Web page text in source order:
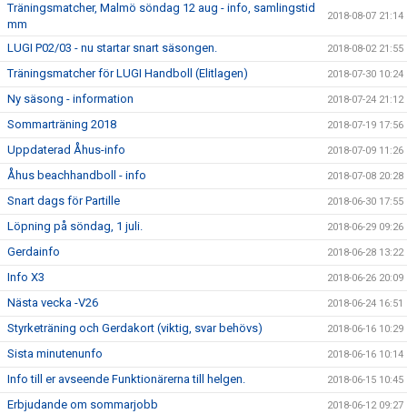
Träningsmatcher, Malmö söndag 12 aug - info, samlingstid
mm
2018-08-07 21:14
LUGI P02/03 - nu startar snart säsongen. 2018-08-02 21:55
Träningsmatcher för LUGI Handboll (Elitlagen) 2018-07-30 10:24
Ny säsong - information 2018-07-24 21:12
Sommarträning 2018 2018-07-19 17:56
Uppdaterad Åhus-info 2018-07-09 11:26
Åhus beachhandboll - info 2018-07-08 20:28
Snart dags för Partille 2018-06-30 17:55
Löpning på söndag, 1 juli. 2018-06-29 09:26
Gerdainfo 2018-06-28 13:22
Info X3 2018-06-26 20:09
Nästa vecka -V26 2018-06-24 16:51
Styrketräning och Gerdakort (viktig, svar behövs) 2018-06-16 10:29
Sista minutenunfo 2018-06-16 10:14
Info till er avseende Funktionärerna till helgen. 2018-06-15 10:45
Erbjudande om sommarjobb 2018-06-12 09:27